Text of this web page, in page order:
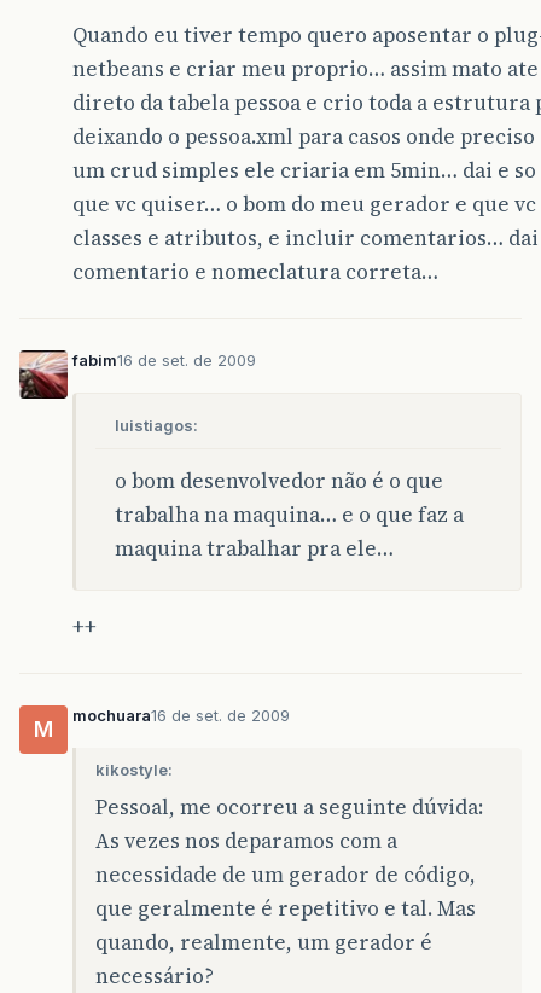
Quando eu tiver tempo quero aposentar o
netbeans e criar meu proprio… assim mato
direto da tabela pessoa e crio toda a estrutura
deixando o pessoa.xml para casos onde
um crud simples ele criaria em 5min… dai e
que vc quiser… o bom do meu gerador e que
classes e atributos, e incluir comentarios…
comentario e nomeclatura correta…
fabim16 de set. de 2009
luistiagos:
o bom desenvolvedor não é o que
trabalha na maquina… e o que faz a
maquina trabalhar pra ele…
++
M
mochuara16 de set. de 2009
kikostyle:
Pessoal, me ocorreu a seguinte dúvida:
As vezes nos deparamos com a
necessidade de um gerador de código,
que geralmente é repetitivo e tal. Mas
quando, realmente, um gerador é
necessário?